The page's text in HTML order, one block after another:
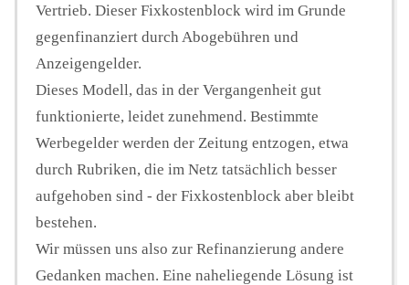
Vertrieb. Dieser Fixkostenblock wird im Grunde
gegenfinanziert durch Abogebühren und
Anzeigengelder.
Dieses Modell, das in der Vergangenheit gut
funktionierte, leidet zunehmend. Bestimmte
Werbegelder werden der Zeitung entzogen, etwa
durch Rubriken, die im Netz tatsächlich besser
aufgehoben sind - der Fixkostenblock aber bleibt
bestehen.
Wir müssen uns also zur Refinanzierung andere
Gedanken machen. Eine naheliegende Lösung ist